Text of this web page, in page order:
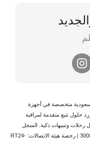
متخصصة في أجهزة
حلول تتبع متقدمة لمراقبة
وتنبيهات ذكية. السجل
التجاري: 1009059975 | الرقم الضريبي: 300835473200003 | رخصة هيئة الاتصالات: RT24-